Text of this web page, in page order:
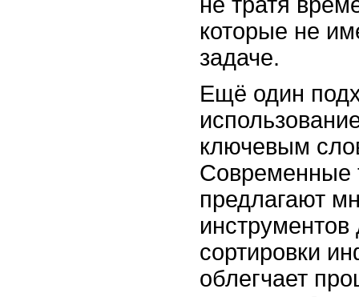
которые не
задаче.
Ещё один
ключевым
Современные
предлагают
сортировки
облегчает